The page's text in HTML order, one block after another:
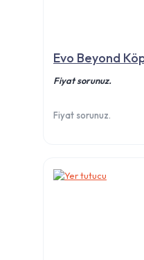
Evo Beyond
Fiyat sorunuz.
Fiyat sorunuz.